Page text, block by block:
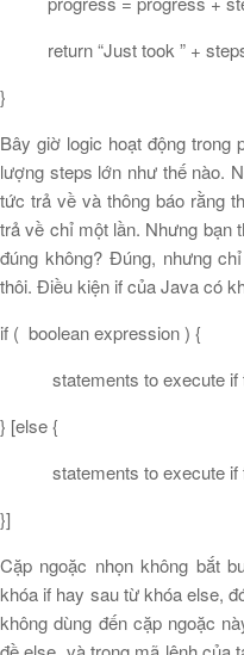
return “Just took ” + steps
}
Bây giờ logic hoạt động
lượng steps lớn như thế nào.
tức trả về và thông báo rằng
trả về chỉ một lần. Nhưng bạn
đúng không? Đúng, nhưng
thôi. Điều kiện if của Java có
if ( boolean expression ) {
statements to execute if
} [else {
statements to execute if
}]
Cặp ngoặc nhọn không bắt
khóa if hay sau từ khóa else,
không dùng đến cặp ngoặc